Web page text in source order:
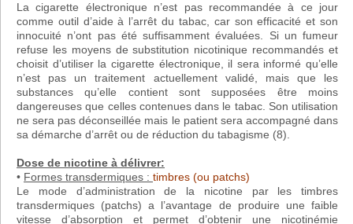
La cigarette électronique n’est pas recommandée à ce jour
comme outil d’aide à l’arrêt du tabac, car son efficacité et son
innocuité n’ont pas été suffisamment évaluées. Si un fumeur
refuse les moyens de substitution nicotinique recommandés et
choisit d’utiliser la cigarette électronique, il sera informé qu’elle
n’est pas un traitement actuellement validé, mais que les
substances qu’elle contient sont supposées être moins
dangereuses que celles contenues dans le tabac. Son utilisation
ne sera pas déconseillée mais le patient sera accompagné dans
sa démarche d’arrêt ou de réduction du tabagisme (8).
Dose de nicotine à délivrer:
• Formes transdermiques : timbres (ou patchs)
Le mode d’administration de la nicotine par les timbres
transdermiques (patchs) a l’avantage de produire une faible
vitesse d’absorption et permet d’obtenir une nicotinémie